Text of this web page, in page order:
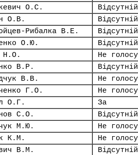
О.С.
Відсутній
О.В.
Відсутній
Рибалка В.Е.
Відсутній
О.Ю.
Відсутній
Н.О.
Не
В.Р.
Відсутній
В.В.
Не
Г.О.
Не
О.Г.
За
С.О.
Відсутній
М.Ю.
Не
К.М.
Не
В.М.
Відсутній